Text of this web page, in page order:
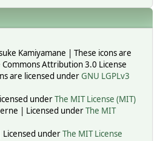
Kamiyamane | These icons are
Attribution 3.0 License
are licensed underGNU LGPLv3
underThe MIT License (MIT)
| Licensed underThe MIT
Licensed underThe MIT License